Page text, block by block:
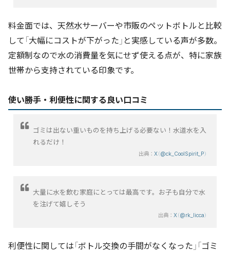
料金面では、天然水サーバーや市販のペットボトルと比較
して「大幅にコストが下がった」と実感している声が多数。
定額制なので水の消費量を気にせず使える点が、特に家族
世帯から支持されている印象です。
使い勝手・利便性に関する良い口コミ
ゴミは出ない重いものを持ち上げる必要ない！水道水を入
れるだけ！
出典： X（@ck_CoolSpirit_P）
大量に水を飲む家庭にとっては最高です。お子も自分で水
を注げて嬉しそう
出典： X（@rk_licca）
利便性に関しては「ボトル交換の手間がなくなった」「ゴミ